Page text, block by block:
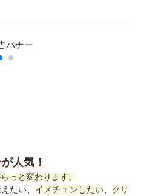
が人気！
っと変わります。
たい、 イメチェンしたい、 クリ